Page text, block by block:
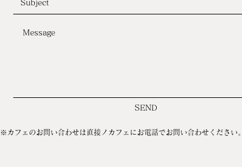
※カフェのお問い合わせは直接ノカフェにお電話でお問い合わせください。
SEND